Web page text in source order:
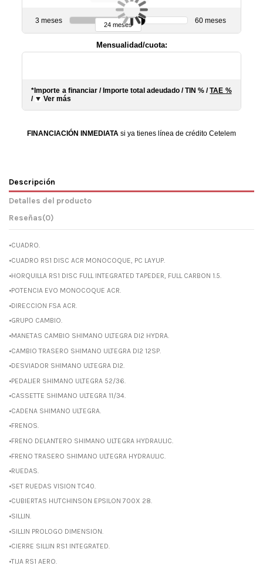
3 meses 24 meses 60 meses
Mensualidad/cuota:
*Importe a financiar /Importe total adeudado/TIN% /TAE %
/
Ver más
FINANCIACIÓN INMEDIATA si ya tienes línea de crédito Cetelem
Descripción
Detalles del producto
Reseñas(0)
•CUADRO.
•CUADRO RS1 DISC ACR MONOCOQUE, PC LAYUP.
•HORQUILLA RS1 DISC FULL INTEGRATED TAPEDER, FULL CARBON 1.5.
•POTENCIA EVO MONOCOQUE ACR.
•DIRECCION FSA ACR.
•GRUPO CAMBIO.
•MANETAS CAMBIO SHIMANO ULTEGRA DI2 HYDRA.
•CAMBIO TRASERO SHIMANO ULTEGRA DI2 12SP.
•DESVIADOR SHIMANO ULTEGRA DI2.
•PEDALIER SHIMANO ULTEGRA 52/36.
•CASSETTE SHIMANO ULTEGRA 11/34.
•CADENA SHIMANO ULTEGRA.
•FRENOS.
•FRENO DELANTERO SHIMANO ULTEGRA HYDRAULIC.
•FRENO TRASERO SHIMANO ULTEGRA HYDRAULIC.
•RUEDAS.
•SET RUEDAS VISION TC40.
•CUBIERTAS HUTCHINSON EPSILON 700X 28.
•SILLIN.
•SILLIN PROLOGO DIMENSION.
•CIERRE SILLIN RS1 INTEGRATED.
•TIJA RS1 AERO.